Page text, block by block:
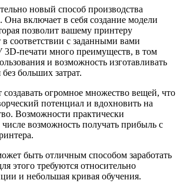
новый способ производства
Она включает в себя создание модели
позволит вашему принтеру
в соответствии с заданными вами
печати много преимуществ, в том
и возможность изготавливать
больших затрат.
огромное множество вещей, что
потенциал и вдохновить на
Возможности практически
возможность получать прибыль с
быть отличным способом заработать
этого требуются относительно
и небольшая кривая обучения.